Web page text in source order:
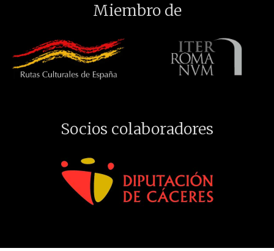
Miembro de
Socios colaboradores